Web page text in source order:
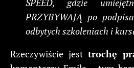
PRZYBYWAJĄ po
odbytych szkoleniach i
Rzeczywiście jesttrochę